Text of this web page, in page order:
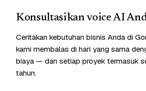
Konsultasikan voice AI
Ceritakan kebutuhan bisnis Anda di
kami membalas di hari yang sama
biaya — dan setiap proyek termasuk
tahun.